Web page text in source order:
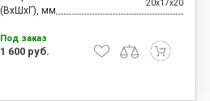
(ВхШхГ), мм
20x17x20
Под заказ
1 600 руб.